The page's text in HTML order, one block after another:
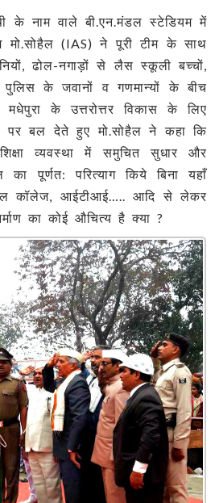
के नाम वाले बी.एन.मंडल स्टेडियम में
मो.सोहैल (IAS) ने पूरी टीम के साथ
ढोल-नगाड़ों से लैस स्कूली बच्चों,
के जवानों व गणमान्यों के बीच
के उत्तरोत्तर विकास के लिए
पर बल देते हुए मो.सोहैल ने कहा कि
व्यवस्था में समुचित सुधार और
का पूर्णत: परित्याग किये बिना यहाँ
कॉलेज, आईटीआई….. आदि से लेकर
का कोई औचित्य है क्या ?